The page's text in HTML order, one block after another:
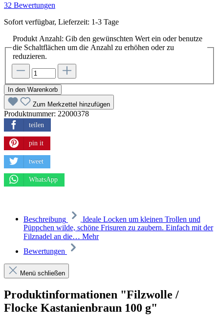
32 Bewertungen
Sofort verfügbar, Lieferzeit: 1-3 Tage
Produkt Anzahl: Gib den gewünschten Wert ein oder benutze
die Schaltflächen um die Anzahl zu erhöhen oder zu
reduzieren.
In den Warenkorb
Zum Merkzettel hinzufügen
Produktnummer: 22000378
teilen
pin it
tweet
WhatsApp
Beschreibung
Ideale Locken um kleinen Trollen und
Püppchen wilde, schöne Frisuren zu zaubern. Einfach mit der
Filznadel an die… Mehr
Bewertungen
Menü schließen
Produktinformationen "Filzwolle /
Flocke Kastanienbraun 100 g"